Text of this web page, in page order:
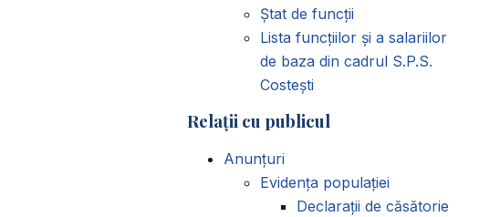
Ștat de funcții
Lista funcțiilor și a salariilor
de baza din cadrul S.P.S.
Costești
Relații cu publicul
Anunțuri
Evidența populației
Declarații de căsătorie